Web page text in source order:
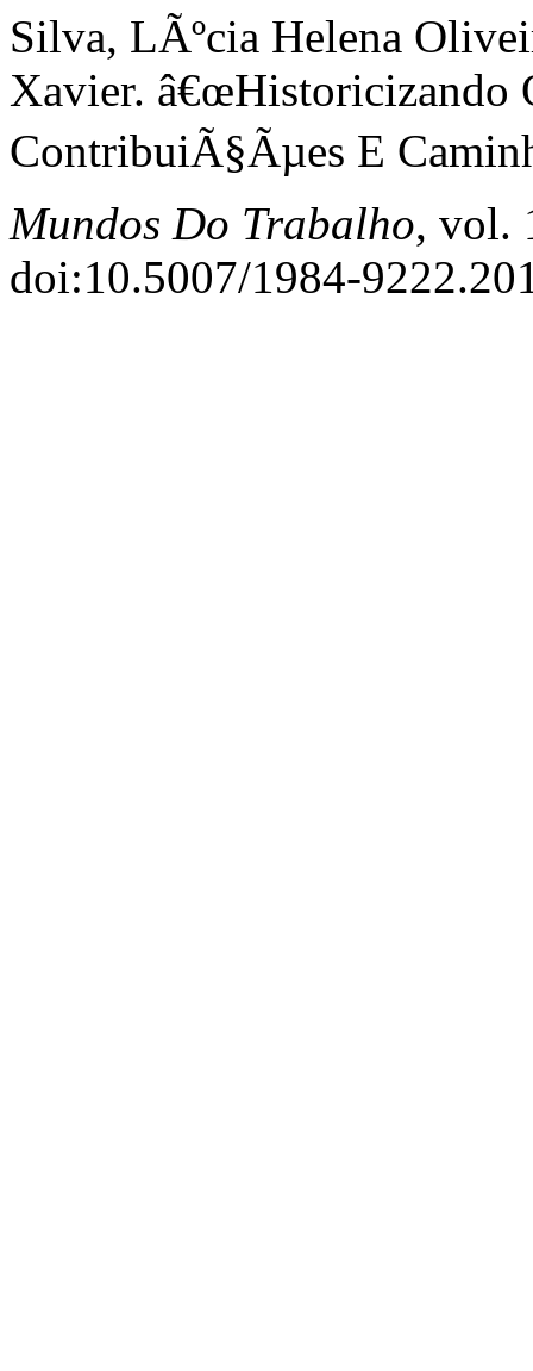
Silva, LÃºcia Helena
Xavier. â€œHistoricizando
ContribuiÃ§Ãµes E
Mundos Do Trabalho, vol.
doi:10.5007/1984-